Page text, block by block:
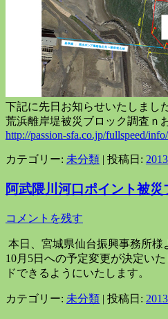
下記に先日お知らせいたしまし
荒浜離岸堤被災ブロック調査ｎ
http://passion-sfa.co.jp/fullspeed/
カテゴリー: 未分類 | 投稿日:
阿武隈川河口ポイント被
コメントを残す
本日、宮城県仙台振興事務所様
10月5日への予定変更が決定い
ドできるようにいたします。
カテゴリー: 未分類 | 投稿日: